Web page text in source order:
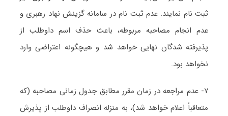
ثبت نام نمایند. عدم ثبت نام در سامانه گزینش نهاد رهبری و
عدم انجام مصاحبه مربوطه، باعث حذف اسم داوطلب از
پذیرفته شدگان نهایی خواهد شد و هیچگونه اعتراضی وارد
نخواهد بود.
۷- عدم مراجعه در زمان مقرر مطابق جدول زمانی مصاحبه (که
متعاقباً اعلام خواهد شد)، به منزله انصراف داوطلب از پذیرش